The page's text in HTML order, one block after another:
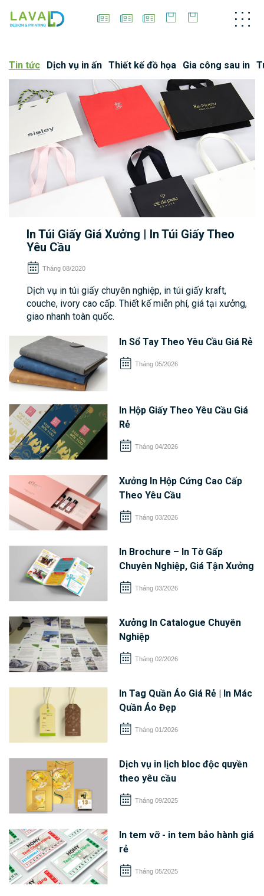
Tin tức Dịch vụ in ấn Thiết kế đồ họa Gia công sau in
In Túi Giấy Giá Xưởng | In Túi Giấy Theo
Yêu Cầu
Tháng 08/2020
Dịch vụ in túi giấy chuyên nghiệp, in túi giấy kraft,
couche, ivory cao cấp. Thiết kế miễn phí, giá tại xưởng,
giao nhanh toàn quốc.
In Sổ Tay Theo Yêu Cầu Giá Rẻ
Tháng 05/2026
In Hộp Giấy Theo Yêu Cầu Giá
Rẻ
Tháng 04/2026
Xưởng In Hộp Cứng Cao Cấp
Theo Yêu Cầu
Tháng 03/2026
In Brochure – In Tờ Gấp
Chuyên Nghiệp, Giá Tận Xưởng
Tháng 03/2026
Xưởng In Catalogue Chuyên
Nghiệp
Tháng 02/2026
In Tag Quần Áo Giá Rẻ | In Mác
Quần Áo Đẹp
Tháng 01/2026
Dịch vụ in lịch bloc độc quyền
theo yêu cầu
Tháng 09/2025
In tem vỡ - in tem bảo hành giá
rẻ
Tháng 05/2025